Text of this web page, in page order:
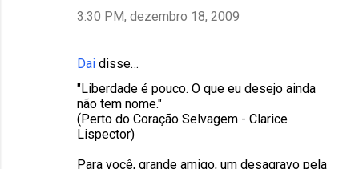
3:30 PM, dezembro 18, 2009
Dai disse…
"Liberdade é pouco. O que eu desejo ainda
não tem nome."
(Perto do Coração Selvagem - Clarice
Lispector)
Para você, grande amigo, um desagravo pela